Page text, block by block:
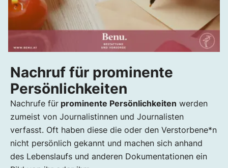
Nachruf für prominente
Persönlichkeiten
Nachrufe für prominente Persönlichkeiten werden
zumeist von Journalistinnen und Journalisten
verfasst. Oft haben diese die oder den Verstorbene*n
nicht persönlich gekannt und machen sich anhand
des Lebenslaufs und anderen Dokumentationen ein